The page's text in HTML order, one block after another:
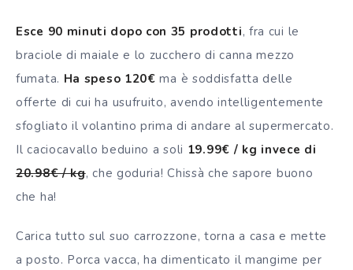
Esce 90 minuti dopo con 35 prodotti, fra cui le
braciole di maiale e lo zucchero di canna mezzo
fumata. Ha speso 120€ma è soddisfatta delle
offerte di cui ha usufruito, avendo intelligentemente
sfogliato il volantino prima di andare al supermercato.
Il caciocavallo beduino a soli 19.99€ / kg invece di
20.98€ / kg, che goduria! Chissà che sapore buono
che ha!
Carica tutto sul suo carrozzone, torna a casa e mette
a posto. Porca vacca, ha dimenticato il mangime per